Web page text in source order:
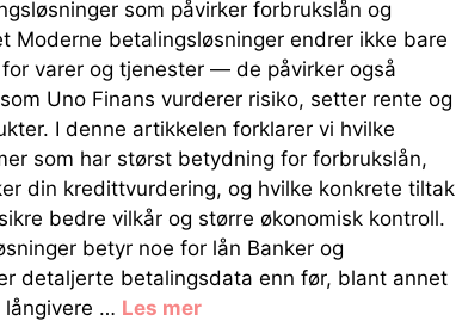
som påvirker forbrukslån og
Moderne betalingsløsninger endrer ikke bare
varer og tjenester — de påvirker også
Uno Finans vurderer risiko, setter rente og
I denne artikkelen forklarer vi hvilke
som har størst betydning for forbrukslån,
din kredittvurdering, og hvilke konkrete tiltak
bedre vilkår og større økonomisk kontroll.
betyr noe for lån Banker og
detaljerte betalingsdata enn før, blant annet
långivere … Les mer